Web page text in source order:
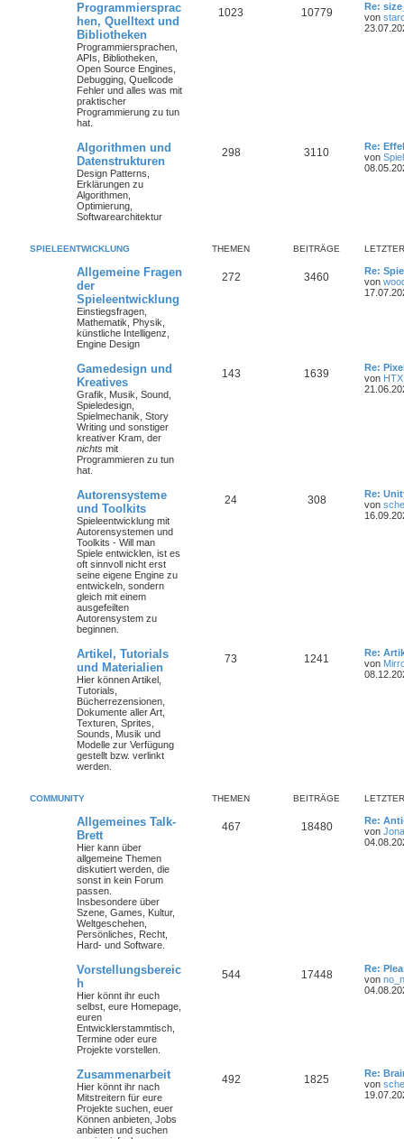
Programmiersprac
hen, Quelltext und
Bibliotheken
Programmiersprachen,
APIs, Bibliotheken,
Open Source Engines,
Debugging, Quellcode
Fehler und alles was mit
praktischer
Programmierung zu tun
hat.
1023 10779
Re:
von
Algorithmen und
Datenstrukturen
Design Patterns,
Erklärungen zu
Algorithmen,
Optimierung,
Softwarearchitektur
298 3110
Re:
von
SPIELEENTWICKLUNG THEMEN BEITRÄGE
Allgemeine Fragen
der
Spieleentwicklung
Einstiegsfragen,
Mathematik, Physik,
künstliche Intelligenz,
Engine Design
272 3460
Re:
von
Gamedesign und
Kreatives
Grafik, Musik, Sound,
Spieledesign,
Spielmechanik, Story
Writing und sonstiger
kreativer Kram, der
nichts mit
Programmieren zu tun
hat.
143 1639
Re:
von HTX
Autorensysteme
und Toolkits
Spieleentwicklung mit
Autorensystemen und
Toolkits - Will man
Spiele entwicklen, ist es
oft sinnvoll nicht erst
seine eigene Engine zu
entwickeln, sondern
gleich mit einem
ausgefeilten
Autorensystem zu
beginnen.
24 308
Re:
von
Artikel, Tutorials
und Materialien
Hier können Artikel,
Tutorials,
Bücherrezensionen,
Dokumente aller Art,
Texturen, Sprites,
Sounds, Musik und
Modelle zur Verfügung
gestellt bzw. verlinkt
werden.
73 1241
Re:
von
COMMUNITY THEMEN BEITRÄGE
Allgemeines Talk-
Brett
Hier kann über
allgemeine Themen
diskutiert werden, die
sonst in kein Forum
passen.
Insbesondere über
Szene, Games, Kultur,
Weltgeschehen,
Persönliches, Recht,
Hard- und Software.
467 18480
Re:
von
Vorstellungsbereic
h
Hier könnt ihr euch
selbst, eure Homepage,
euren
Entwicklerstammtisch,
Termine oder eure
Projekte vorstellen.
544 17448
Re:
von
Zusammenarbeit
Hier könnt ihr nach
Mitstreitern für eure
Projekte suchen, euer
Können anbieten, Jobs
anbieten und suchen
492 1825
Re:
von